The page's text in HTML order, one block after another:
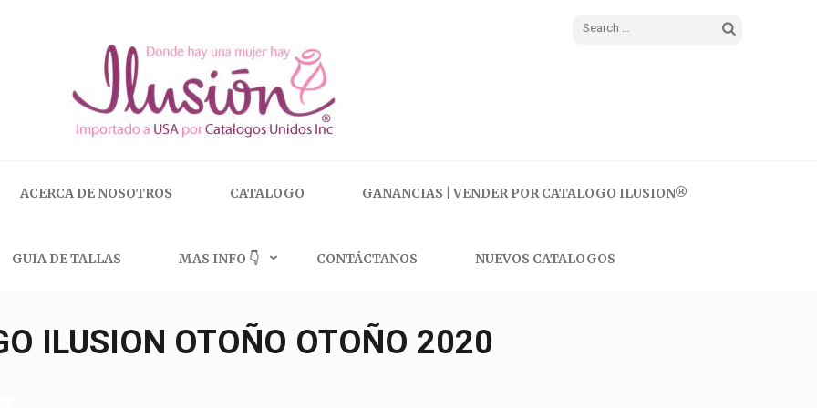
Search
ACERCA DE NOSOTROS CATALOGO GANANCIAS | VENDER POR CATALOGO ILUSION®
GUIA DE TALLAS MAS INFO 👇 CONTÁCTANOS NUEVOS CATALOGOS
ILUSION OTOÑO OTOÑO 2020